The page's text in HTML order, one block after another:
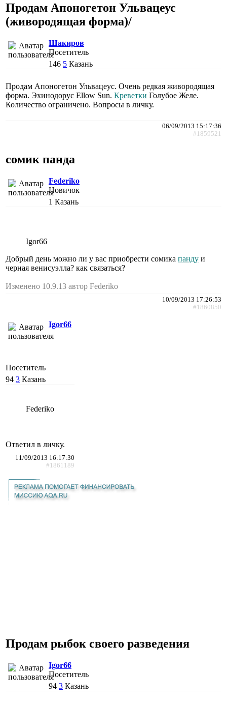
Продам Апоногетон Ульвацеус
(живородящая форма)/
Шакиров
Посетитель
146 5 Казань
Продам Апоногетон Ульвацеус. Очень редкая живородящая
форма. Эхинодорус Ellow Sun. Креветки Голубое Желе.
Количество ограничено. Вопросы в личку.
06/09/2013 15:17:36
#1859521
сомик панда
Federiko
Новичок
1 Казань
Igor66
Добрый день можно ли у вас приобрести сомика панду и
черная венисуэлла? как связаться?
Изменено 10.9.13 автор Federiko
10/09/2013 17:26:53
#1860850
Igor66
Посетитель
94 3 Казань
Federiko
Ответил в личку.
11/09/2013 16:17:30
#1861189
Продам рыбок своего разведения
Igor66
Посетитель
94 3 Казань